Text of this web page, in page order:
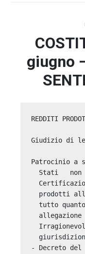
giugno
REDDITI
Giudizio di
Patrocinio a
Stati   non
prodotti
tutto
allegazione
- Decreto del